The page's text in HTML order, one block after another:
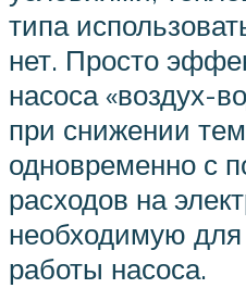
типа
нет. Просто
насоса «воздух-
при снижении
одновременно с
расходов на
необходимую
работы насоса.